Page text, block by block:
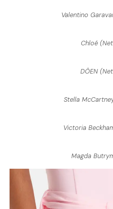
Valentino
Chloé
DÔEN
Stella
Victoria
Magda